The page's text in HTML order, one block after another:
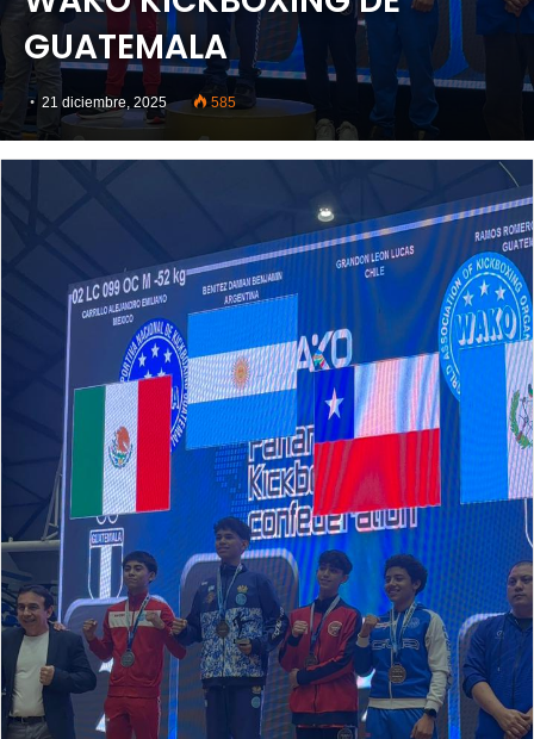
GUATEMALA
21 diciembre, 2025 585